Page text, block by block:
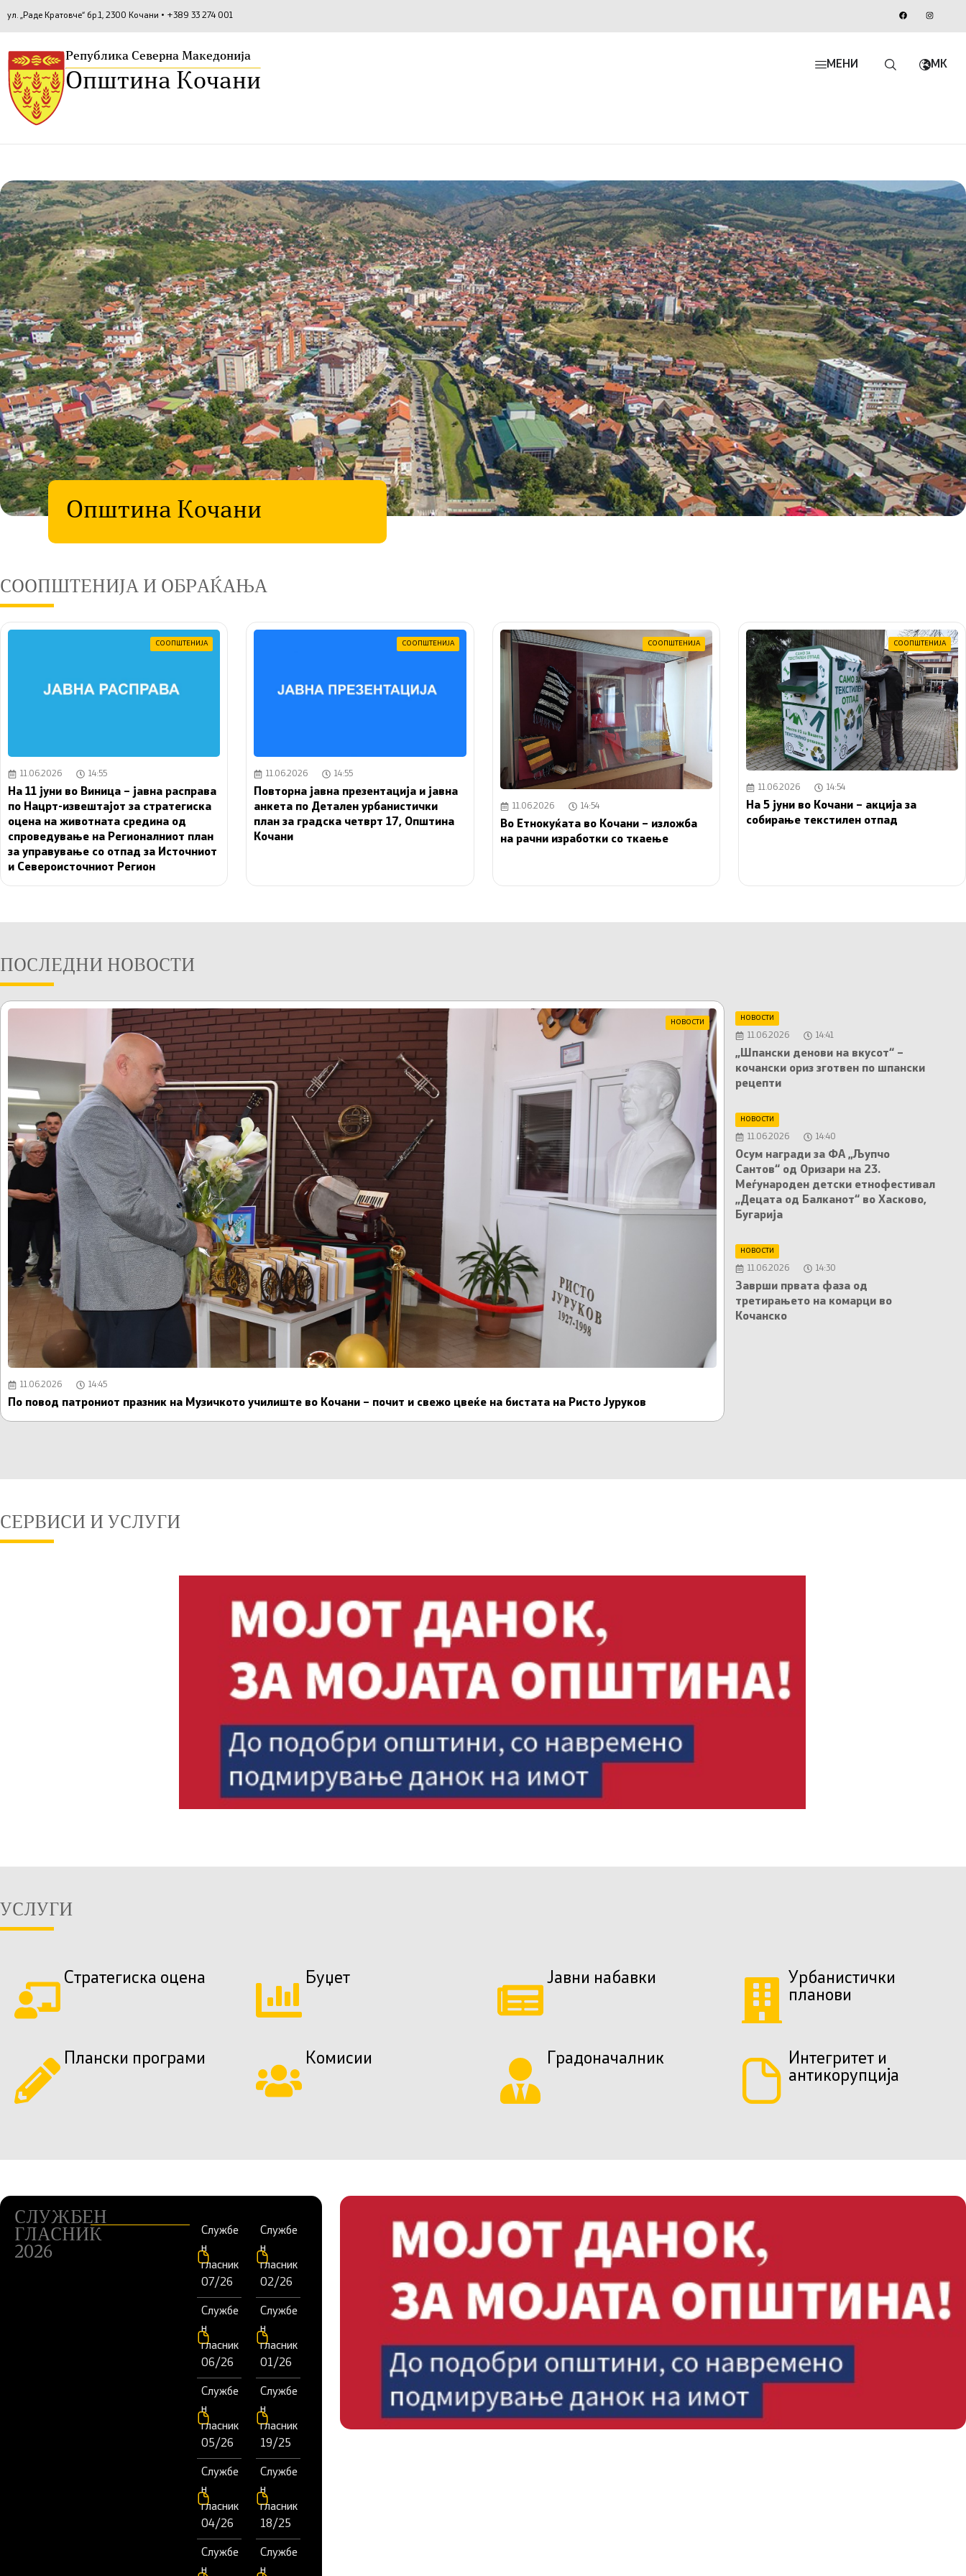
ул. „Раде Кратовче“ бр.1, 2300 Кочани • +389 33 274 001
Република Северна Македонија
Општина Кочани
МЕНИ MK
Општина Кочани
СООПШТЕНИЈА И ОБРАЌАЊА
СООПШТЕНИЈА
11.06.2026 14:55
На 11 јуни во Виница – јавна расправа
по Нацрт-извештајот за стратегиска
оцена на животната средина од
спроведување на Регионалниот план
за управување со отпад за Источниот
и Североисточниот Регион
СООПШТЕНИЈА
11.06.2026 14:55
Повторна јавна презентација и јавна
анкета по Детален урбанистички
план за градска четврт 17, Општина
Кочани
СООПШТЕНИЈА
11.06.2026 14:54
Во Етнокуќата во Кочани – изложба
на рачни изработки со ткаење
СООПШТЕНИЈА
11.06.2026 14:54
На 5 јуни во Кочани – акција за
собирање текстилен отпад
ПОСЛЕДНИ НОВОСТИ
НОВОСТИ
11.06.2026 14:45
По повод патрониот празник на Музичкото училиште во Кочани – почит и свежо цвеќе на бистата на Ристо Јуруков
НОВОСТИ
11.06.2026 14:41
„Шпански денови на вкусот“ –
кочански ориз зготвен по шпански
рецепти
НОВОСТИ
11.06.2026 14:40
Осум награди за ФА „Љупчо
Сантов“ од Оризари на 23.
Меѓународен детски етнофестивал
„Децата од Балканот“ во Хасково,
Бугарија
НОВОСТИ
11.06.2026 14:30
Заврши првата фаза од
третирањето на комарци во
Кочанско
СЕРВИСИ И УСЛУГИ
УСЛУГИ
Стратегиска оцена Буџет Јавни набавки
Урбанистички
планови
Плански програми Комисии Градоначалник
Интегритет и
антикорупција
СЛУЖБЕН
ГЛАСНИК
2026
Службе
н
гласник
07/26
Службе
н
гласник
06/26
Службе
н
гласник
05/26
Службе
н
гласник
04/26
Службе
н
Службе
н
гласник
02/26
Службе
н
гласник
01/26
Службе
н
гласник
19/25
Службе
н
гласник
18/25
Службе
н